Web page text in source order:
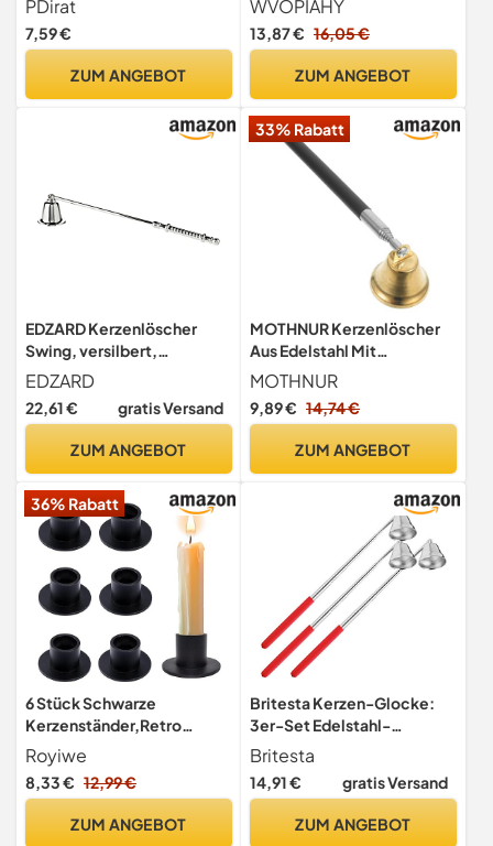
Mit Stil, Schwarz Zylinder
Kerzenauslöscher Und
Kerzenlöscher Für Eine
PDirat
7,59 €
ZUM ANGEBOT
Griff, Ø 3,7cm Glocke, für
Geschenke, Kerzenlöscher
WVOPIAHY
13,87 € 16,05 €
ZUM ANGEBOT
EDZARD Kerzenlöscher
Swing, versilbert,
anlaufgeschützt, Länge 26
cm
EDZARD
22,61 € gratis Versand
ZUM ANGEBOT
33% Rabatt
MOTHNUR Kerzenlöscher
Aus Edelstahl Mit
Einziehbarem Docht Langer
Griff Für Kerzenzubehör
Zum Sicheren Löschen Von
Zuhause Hochzeit Party
MOTHNUR
9,89 € 14,74 €
ZUM ANGEBOT
36% Rabatt
6 Stück Schwarze
Kerzenständer,Retro
Candlelight Dinner
Kerzenhalter, für
Wohn,Esszimmer und
Kamindekoration
Royiwe
8,33 € 12,99 €
ZUM ANGEBOT
Britesta Kerzen-Glocke:
3er-Set Edelstahl-
Kerzenlöscher mit
Teleskop-Griff bis 62 cm
(Kerzen-Löschglocken,
Britesta
14,91 € gratis Versand
ZUM ANGEBOT